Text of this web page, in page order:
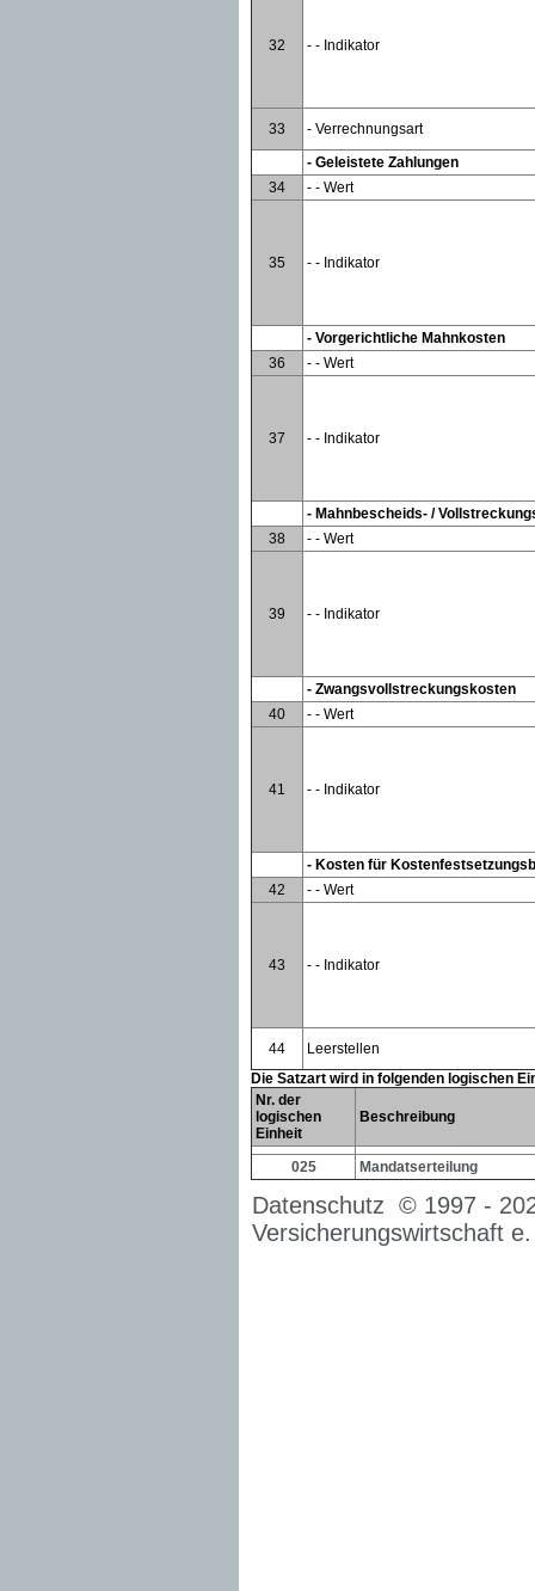
32 - - Indikator
33
- Verrechnungsart
- Geleistete Zahlungen
34
- - Wert
35 - - Indikator
- Vorgerichtliche Mahnkosten
36
- - Wert
37 - - Indikator
- Mahnbescheids- /
38
- - Wert
39 - - Indikator
- Zwangsvollstreckungskosten
40
- - Wert
41 - - Indikator
- Kosten für
42
- - Wert
43 - - Indikator
44
Leerstellen
Die Satzart wird in folgenden logischen
Nr. der
logischen
Einheit
Beschreibung
025 Mandatserteilung
Datenschutz © 1997 -
Versicherungswirtschaft e.